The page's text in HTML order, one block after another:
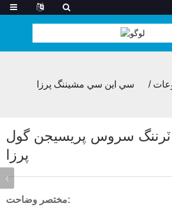
سي اين سي مشيننگ پرزا
سروس پريسيجن گول
پرزا
مختصر وضاحت: